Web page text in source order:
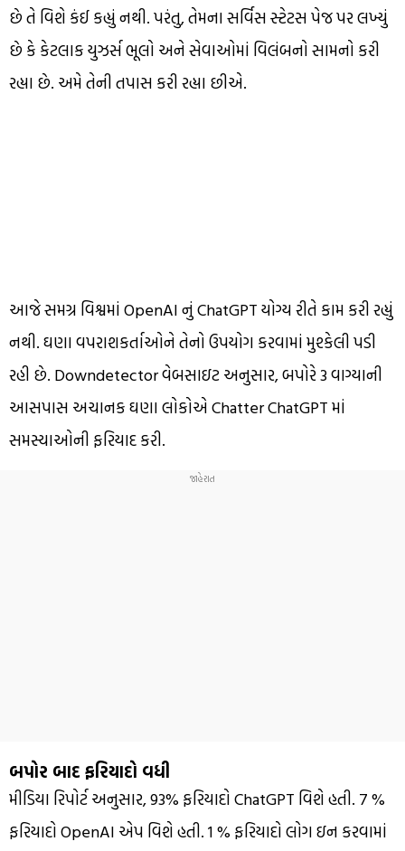
છે તે વિશે કંઈ કહ્યું નથી. પરંતુ, તેમના સર્વિસ સ્ટેટસ પેજ પર લખ્યું
છે કે કેટલાક યુઝર્સ ભૂલો અને સેવાઓમાં વિલંબનો સામનો કરી
રહ્યા છે. અમે તેની તપાસ કરી રહ્યા છીએ.
આજે સમગ્ર વિશ્વમાં OpenAI નું ChatGPT યોગ્ય રીતે કામ કરી રહ્યું
નથી. ઘણા વપરાશકર્તાઓને તેનો ઉપયોગ કરવામાં મુશ્કેલી પડી
રહી છે. Downdetector વેબસાઇટ અનુસાર, બપોરે 3 વાગ્યાની
આસપાસ અચાનક ઘણા લોકોએ Chatter ChatGPT માં
સમસ્યાઓની ફરિયાદ કરી.
બપોર બાદ ફરિયાદો વધી
મીડિયા રિપોર્ટ અનુસાર, 93% ફરિયાદો ChatGPT વિશે હતી. 7 %
ફરિયાદો OpenAI એપ વિશે હતી. 1 % ફરિયાદો લોગ ઇન કરવામાં